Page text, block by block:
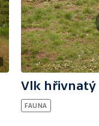
Vlk hřivnatý
FAUNA